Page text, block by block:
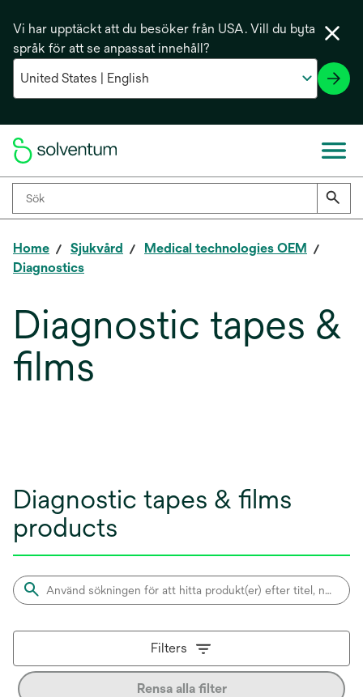
Vi har upptäckt att du besöker från USA. Vill du byta
språk för att se anpassat innehåll?
Home Sjukvård
Medical technologies OEM
Diagnostics
Diagnostic tapes &
films
Diagnostic tapes & films
products
Filters
Rensa alla filter